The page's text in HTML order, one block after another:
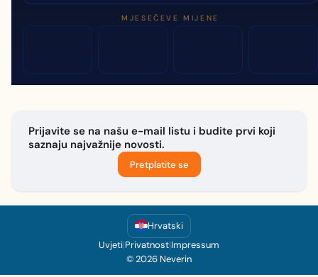
MJESEČEVE MIJENE
Prijavite se na našu e-mail listu i budite prvi koji
saznaju najvažnije novosti.
Pretplatite se
Hrvatski
Uvjeti|Privatnost|Impressum
© 2026 Neverin